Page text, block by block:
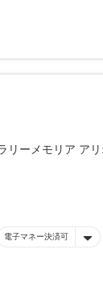
電子マネー決済可